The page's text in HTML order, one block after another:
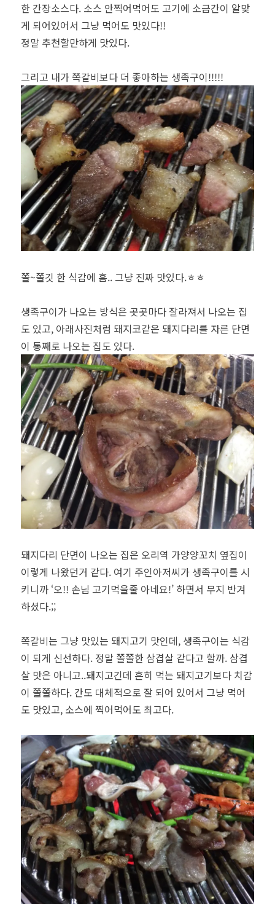
한 간장소스다. 소스 안찍어먹어도 고기에 소금간이 알맞
게 되어있어서 그냥 먹어도 맛있다!!
정말 추천할만하게 맛있다.
그리고 내가 쪽갈비보다 더 좋아하는 생족구이!!!!!
쫄~쫄깃 한 식감에 흠.. 그냥 진짜 맛있다.ㅎㅎ
생족구이가 나오는 방식은 곳곳마다 잘라져서 나오는 집
도 있고, 아래사진처럼 돼지코같은 돼지다리를 자른 단면
이 통째로 나오는 집도 있다.
돼지다리 단면이 나오는 집은 오리역 가양양꼬치 옆집이
이렇게 나왔던거 같다. 여기 주인아저씨가 생족구이를 시
키니까 ‘오!! 손님 고기먹을줄 아네요!’ 하면서 무지 반겨
하셨다.;;
쪽갈비는 그냥 맛있는 돼지고기 맛인데, 생족구이는 식감
이 되게 신선하다. 정말 쫄쫄한 삼겹살 같다고 할까. 삼겹
살 맛은 아니고..돼지고긴데 흔히 먹는 돼지고기보다 치감
이 쫄쫄하다. 간도 대체적으로 잘 되어 있어서 그냥 먹어
도 맛있고, 소스에 찍어먹어도 최고다.